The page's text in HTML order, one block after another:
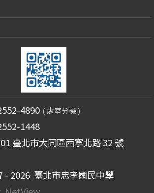
4890 ( 處室分機 )
1448
臺北市大同區西寧北路 32 號
- 2026臺北市忠孝國民中學